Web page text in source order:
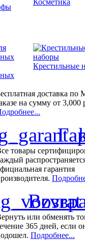
Косметика
Крестильные
доставка по
на сумму от 3,000
товары
гарантия
или обменять
365 дней, если
Подробнее...